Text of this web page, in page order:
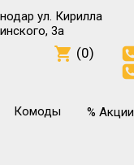
ул. Кирилла
3а
Комоды % Акции
(0)